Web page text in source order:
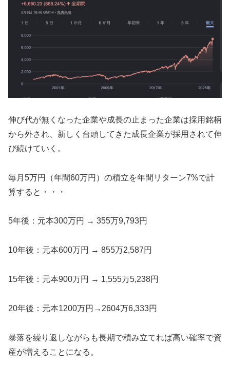
伸び代が無くなった企業や成長の止まった企業は採用銘柄
から外され、新しく台頭してきた成長企業が採用されて伸
び続けていく。
毎月5万円（年間60万円）の積立を年間リターン7%で計
算すると・・・
5年後：元本300万円 → 355万9,793円
10年後：元本600万円 → 855万2,587円
15年後：元本900万円 → 1,555万5,238円
20年後：元本1200万円→2604万6,333円
暴落を繰り返しながらも長期で積み立てれば高い確率で資
産が増えることになる。